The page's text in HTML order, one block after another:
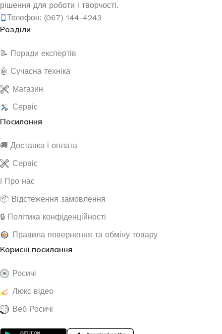
рішення для роботи і творчості.
Телефон: (067) 144-4243
Розділи
📝 Поради експертів
🤖 Сучасна техніка
Магазин
Сервіс
Посилання
🚚 Доставка і оплата
Сервіс
ℹ️ Про нас
📦 Відстеження замовлення
🔒 Політика конфіденційності
Правила повернення та обміну товару
Корисні посилання
Росичі
Люкс відео
Веб Росичі